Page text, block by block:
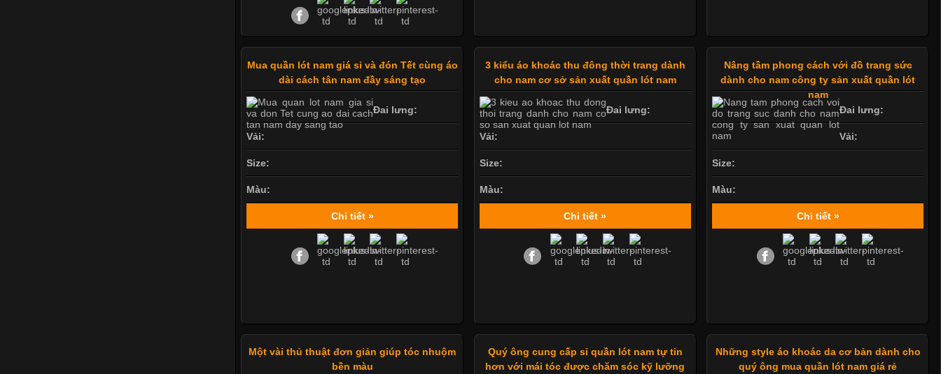
Mua quần lót nam giá sỉ và đón Tết cùng áo
dài cách tân nam đầy sáng tạo
Đai lưng:
Vải:
Size:
Màu:
Chi tiết »
3 kiểu áo khoác thu đông thời trang dành
cho nam cơ sở sản xuất quần lót nam
Đai lưng:
Vải:
Size:
Màu:
Chi tiết »
Nâng tầm phong cách với đồ trang sức
dành cho nam công ty sản xuất quần lót
nam
Đai lưng:
Vải:
Size:
Màu:
Chi tiết »
Một vài thủ thuật đơn giản giúp tóc nhuộm
bền màu
Quý ông cung cấp sỉ quần lót nam tự tin
hơn với mái tóc được chăm sóc kỹ lưỡng
Những style áo khoác da cơ bản dành cho
quý ông mua quần lót nam giá rẻ